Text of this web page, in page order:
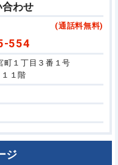
合わせ
(通話料無料)
554
１丁目３番１号
１階
ジ